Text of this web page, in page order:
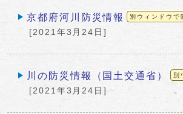
メインメニュー
京都府河川防災情報 別ウィンドウで
[2021年3月24日]
川の防災情報（国土交通省） 別
[2021年3月24日]